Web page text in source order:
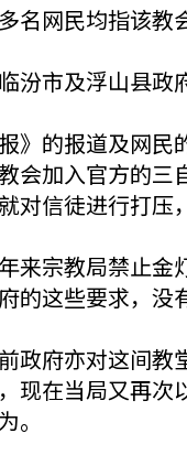
名网民均指该教
汾市及浮山县政
》的报道及网
会加入官方的
对信徒进行打压
来宗教局禁止金
的这些要求，没
政府亦对这间
现在当局又再次
。